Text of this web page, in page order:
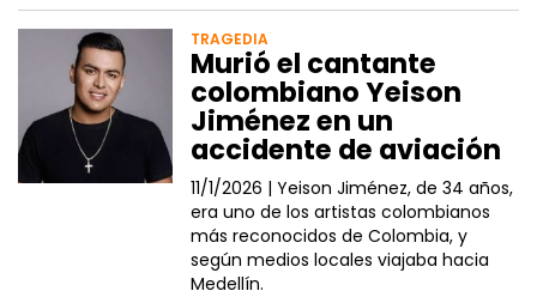
TRAGEDIA
Murió el cantante
colombiano Yeison
Jiménez en un
accidente de aviación
11/1/2026 |Yeison Jiménez, de 34 años,
era uno de los artistas colombianos
más reconocidos de Colombia, y
según medios locales viajaba hacia
Medellín.